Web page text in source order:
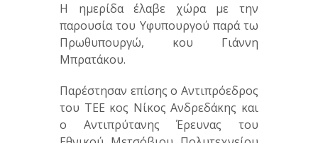
Η ημερίδα έλαβε χώρα με την
παρουσία του Υφυπουργού παρά τω
Πρωθυπουργώ, κου Γιάννη
Μπρατάκου.
Παρέστησαν επίσης ο Αντιπρόεδρος
του ΤΕΕ κος Νίκος Ανδρεδάκης και
ο Αντιπρύτανης Έρευνας του